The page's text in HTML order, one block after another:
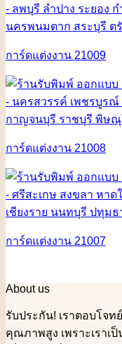
การ์ดแต่งงาน 21009
การ์ดแต่งงาน 21008
การ์ดแต่งงาน 21007
About us
รับประกัน! เราตอบโจท
คุณภาพสูง เพราะเราเ